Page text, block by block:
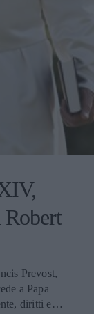
Robert
Prevost,
a Papa
diritti e